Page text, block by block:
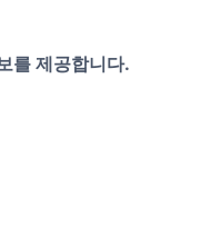
를 제공합니다.